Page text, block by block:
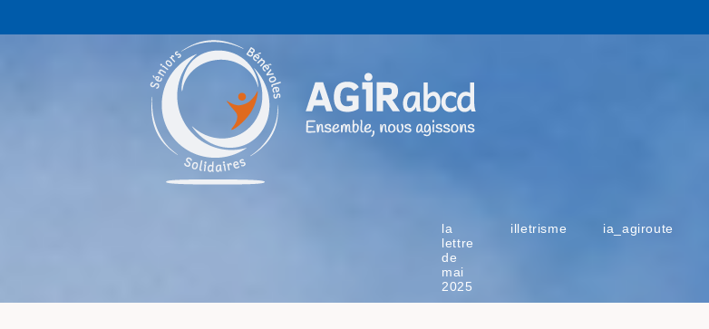
la
lettre
de
mai
2025
illetrisme ia_agiroute